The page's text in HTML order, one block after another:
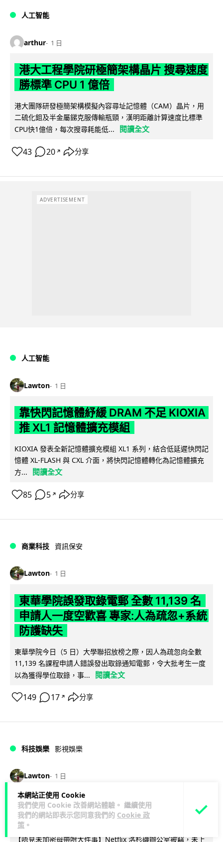
本網站正使用 Cookie
我們使用 Cookie 改善網站體驗。 繼續使用
我們的網站即表示您同意我們的 Cookie 政
策 。
人工智能
arthur 1 日
港大工程學院研極簡架構晶片 搜尋速度
勝標準 CPU 1 億倍
港大團隊研發極簡架構模擬內容尋址記憶體（CAM）晶片，用
二硫化鉬及半金屬銻克服傳輸瓶頸，漢明距離計算速度比標準
CPU快1億倍，每次搜尋耗能低...
閱讀全文
43 20 ↗ 分享
ADVERTISEMENT
人工智能
Lawton 1 日
靠快閃記憶體紓緩 DRAM 不足 KIOXIA
推 XL1 記憶體擴充模組
KIOXIA 發表全新記憶體擴充模組 XL1 系列，結合低延遲快閃記
憶體 XL-FLASH 與 CXL 介面，將快閃記憶體轉化為記憶體擴充
方...
閱讀全文
85 5 ↗ 分享
商業科技 資訊保安
Lawton 1 日
東華學院誤發取錄電郵 全數 11,139 名
申請人一度空歡喜 專家:人為疏忽+系統
防護缺失
東華學院今日（5 日）大學聯招放榜之際，因人為疏忽向全數
11,139 名課程申請人錯誤發出取錄通知電郵，令大批考生一度
以為獲得學位取錄，事...
閱讀全文
149 17 ↗ 分享
科技娛樂 影視娛樂
Lawton 1 日
Nicolas Cage 主演未上映電影 Netflix
遺失未加密母帶 被索償 8.19 億港元
【唔見未加密母帶咁大件事】Netflix 洛杉磯辦公室被竊，未上